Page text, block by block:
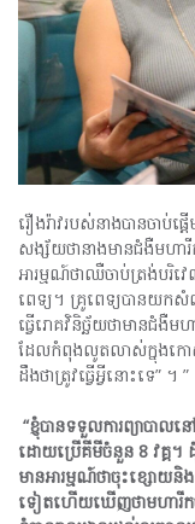
រឿងរ៉ាវរបស់នាងបានចាប់
សង្ស័យថានាងមានជំងឺមហារី
អារម្មណ៍ថាឈឺចាប់ត្រង់បរិវ
ពេទ្យ។ គ្រូពេទ្យបានយក
ធ្វើរោគវិនិច្ឆ័យថាមានជំ
ដែលកំពុងលូតលាស់ក្នុងកោសិក
ដឹងថាត្រូវធ្វើអ្វីនោះទេ” ។ ”
“ខ្ញុំបានទទួលការព្យាបាល
ដោយប្រើគីមីចំនួន 8 វគ្គ។
មានអារម្មណ៍ថាចុះខ្សោយ
ទៀតហើយឃើញថាមហារី